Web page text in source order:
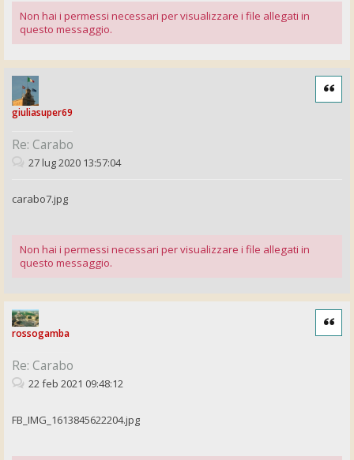
Non hai i permessi necessari per visualizzare i file allegati in
questo messaggio.
giuliasuper69
Re: Carabo
Cita
27 lug 2020 13:57:04
carabo7.jpg
Non hai i permessi necessari per visualizzare i file allegati in
questo messaggio.
rossogamba
Re: Carabo
Cita
22 feb 2021 09:48:12
FB_IMG_1613845622204.jpg